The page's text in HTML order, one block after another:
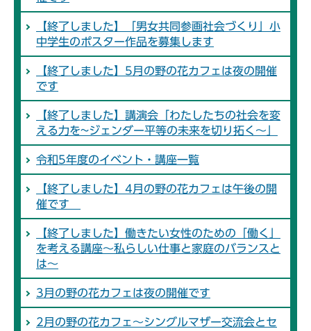
【終了しました】「男女共同参画社会づくり」小
中学生のポスター作品を募集します
【終了しました】5月の野の花カフェは夜の開催
です
【終了しました】講演会「わたしたちの社会を変
える力を~ジェンダー平等の未来を切り拓く～」
令和5年度のイベント・講座一覧
【終了しました】4月の野の花カフェは午後の開
催です
【終了しました】働きたい女性のための「働く」
を考える講座～私らしい仕事と家庭のバランスと
は～
3月の野の花カフェは夜の開催です
2月の野の花カフェ～シングルマザー交流会とセ